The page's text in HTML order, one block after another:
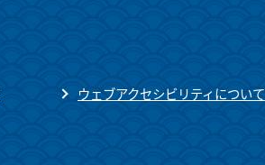
ウェブアクセシビリティについて